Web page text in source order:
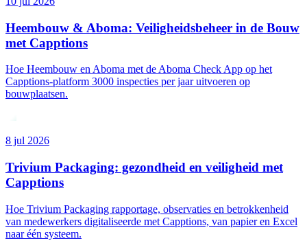
Heembouw & Aboma: Veiligheidsbeheer in de Bouw
met Capptions
Hoe Heembouw en Aboma met de Aboma Check App op het
Capptions-platform 3000 inspecties per jaar uitvoeren op
bouwplaatsen.
8 jul 2026
Trivium Packaging: gezondheid en veiligheid met
Capptions
Hoe Trivium Packaging rapportage, observaties en betrokkenheid
van medewerkers digitaliseerde met Capptions, van papier en Excel
naar één systeem.